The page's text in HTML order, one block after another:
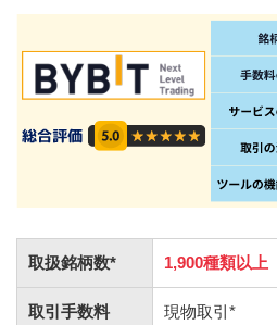
取扱銘柄数* 1,900種類以上
取引手数料 現物取引*